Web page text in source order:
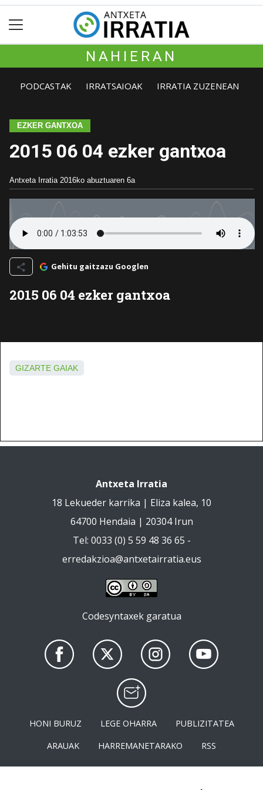
NAHIERAN
PODCASTAK IRRATSAIOAK IRRATIA ZUZENEAN
EZKER GANTXOA
2015 06 04 ezker gantxoa
Antxeta Irratia 2016ko abuztuaren 6a
Gehitu gaitzazu Googlen
2015 06 04 ezker gantxoa
GIZARTE GAIAK
Antxeta Irratia
18 Lekueder karrika | Eliza kalea, 10
64700 Hendaia | 20304 Irun
Tel: 0033 (0) 5 59 48 36 65 -
erredakzioa@antxetairratia.eus
Codesyntaxek garatua
HONI BURUZ LEGE OHARRA
PUBLIZITATEA
ARAUAK
HARREMANETARAKO RSS